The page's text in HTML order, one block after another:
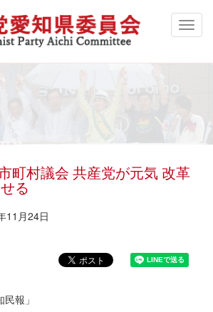
町村議会 共産党が元気 改革
る
11月24日
報」